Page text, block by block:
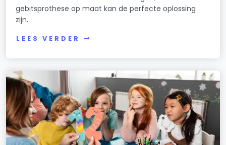
gebitsprothese op maat kan de perfecte oplossing
zijn.
LEES VERDER